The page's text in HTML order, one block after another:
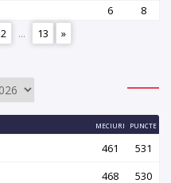
6
8
2 ... 13 »
MECIURI PUNCTE
461
531
468 530